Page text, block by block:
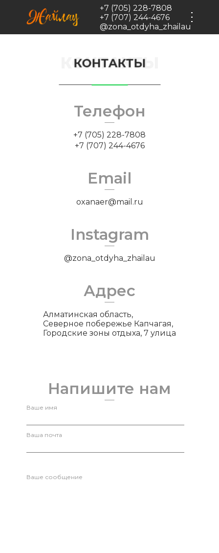
+7 (705) 228-7808
+7 (707) 244-4676
@zona_otdyha_zhailau
Черновик
КОНТАКТЫ
КОНТАКТЫ
Телефон
+7 (705) 228-7808
+7 (707) 244-4676
Email
oxanaer@mail.ru
Instagram
@zona_otdyha_zhailau
Адрес
Алматинская область,
Северное побережье Капчагая,
Городские зоны отдыха, 7 улица
Напишите нам
Ваше имя
Ваша почта
Ваше сообщение